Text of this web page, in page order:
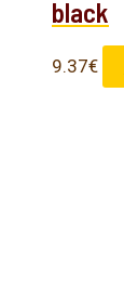
black
9.37€